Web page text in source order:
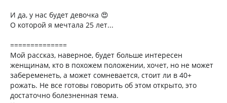
И да, у нас будет девочка 😍
О которой я мечтала 25 лет...
==============
Мой рассказ, наверное, будет больше интересен
женщинам, кто в похожем положении, хочет, но не может
забеременеть, а может сомневается, стоит ли в 40+
рожать. Не все готовы говорить об этом открыто, это
достаточно болезненная тема.